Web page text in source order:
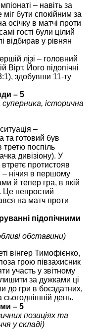
– навіть за
бути спокійним за
в матчі проти
гості були цілий
відбирав у рівнян
лізі – головний
Його підопічні
здобувши 11-ту
– 5
суперника, історична
–
та готовий був
третю поспіль
дивізіону). У
протистояв
– нічия в першому
й тепер гра, в якій
Це непростий
на матч проти
підопічними
обставини)
вінгер Тимофієнко,
грою півзахисник
участь у звітному
за дужками ці
до гри в боєздатних,
день.
– 5
позиціях та
у складі)